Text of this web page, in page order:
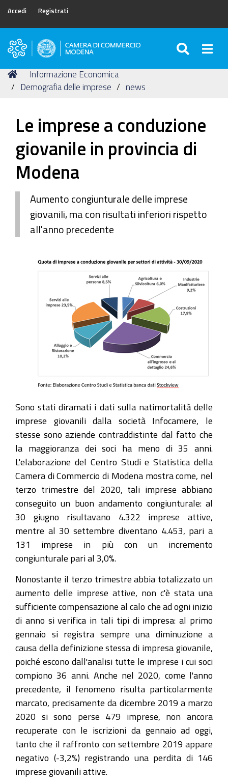
Accedi Registrati
Camera
Commercio
di
Tu
sei
Home
Informazione Economica
Demografia delle imprese
news
Le imprese a conduzione
giovanile in provincia di
Modena
Aumento congiunturale delle imprese
giovanili, ma con risultati inferiori rispetto
all'anno precedente
Sono stati diramati i dati sulla natimortalità delle
imprese giovanili dalla società Infocamere, le
stesse sono aziende contraddistinte dal fatto che
la maggioranza dei soci ha meno di 35 anni.
L'elaborazione del Centro Studi e Statistica della
Camera di Commercio di Modena mostra come, nel
terzo trimestre del 2020, tali imprese abbiano
conseguito un buon andamento congiunturale: al
30 giugno risultavano 4.322 imprese attive,
mentre al 30 settembre diventano 4.453, pari a
131 imprese in più con un incremento
congiunturale pari al 3,0%.
Nonostante il terzo trimestre abbia totalizzato un
aumento delle imprese attive, non c'è stata una
sufficiente compensazione al calo che ad ogni inizio
di anno si verifica in tali tipi di impresa: al primo
gennaio si registra sempre una diminuzione a
causa della definizione stessa di impresa giovanile,
poiché escono dall'analisi tutte le imprese i cui soci
compiono 36 anni. Anche nel 2020, come l'anno
precedente, il fenomeno risulta particolarmente
marcato, precisamente da dicembre 2019 a marzo
2020 si sono perse 479 imprese, non ancora
recuperate con le iscrizioni da gennaio ad oggi,
tanto che il raffronto con settembre 2019 appare
negativo (-3,2%) registrando una perdita di 146
imprese giovanili attive.